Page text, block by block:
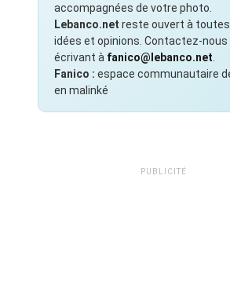
accompagnées de votre photo.
Lebanco.net reste ouvert à
idées et opinions. Contactez-nous
écrivant à fanico@lebanco.net
Fanico : espace communautaire
en malinké
PUBLICITÉ